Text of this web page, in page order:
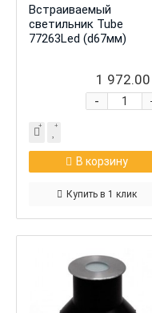
Встраиваемый
светильник Tube
77263Led (d67мм)
1 972.00
-
В корзину
Купить в 1 клик